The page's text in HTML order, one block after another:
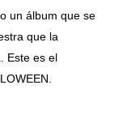
un álbum que se
que la
Este es el